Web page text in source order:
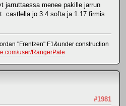
jarruttaessa menee pakille jarrun
castlella jo 3.4 softa ja 1.17 firmis
"Frentzen" F1&under construction
user/RangerPate
#1981